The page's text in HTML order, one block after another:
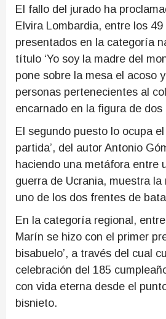
El fallo del jurado ha
Elvira Lombardia, entre los
presentados en la categoría
título ‘Yo soy la madre del
pone sobre la mesa el acoso
personas pertenecientes al
encarnado en la figura de dos
El segundo puesto lo ocupa
partida’, del autor Antonio
haciendo una metáfora entre
guerra de Ucrania, muestra la
uno de los dos frentes de
En la categoría regional,
Marín se hizo con el primer
bisabuelo’, a través del cual
celebración del 185
con vida eterna desde el
bisnieto.